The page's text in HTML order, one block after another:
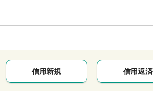
信用新規 信用返済